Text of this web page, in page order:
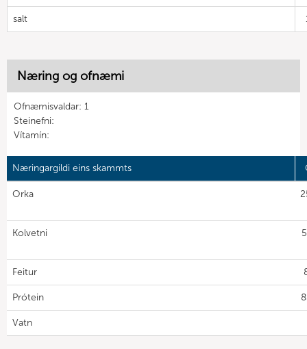
salt
Næring og ofnæmi
Ofnæmisvaldar: 1
Steinefni:
Vítamín:
Næringargildi eins skammts
Orka
Kolvetni
Feitur
Prótein
Vatn